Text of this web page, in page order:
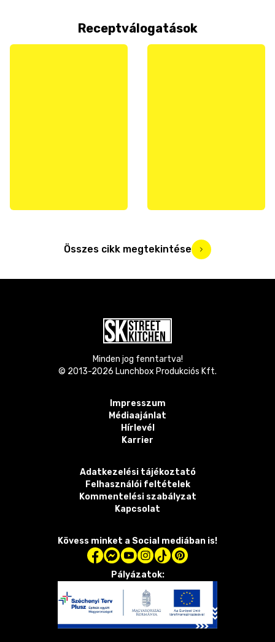
Receptválogatások
Összes cikk megtekintése
Minden jog fenntartva!
© 2013-2026 Lunchbox Produkciós Kft.
Impresszum
Médiaajánlat
Hírlevél
Karrier
Adatkezelési tájékoztató
Felhasználói feltételek
Kommentelési szabályzat
Kapcsolat
Kövess minket a Social mediában is!
Pályázatok: